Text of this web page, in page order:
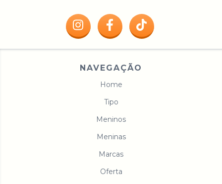
NAVEGAÇÃO
Home
Tipo
Meninos
Meninas
Marcas
Oferta